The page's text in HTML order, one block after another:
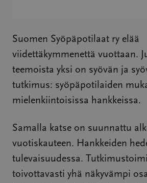
Suomen Syöpäpotilaat ry elää
viidettäkymmenettä vuottaan.
teemoista yksi on syövän ja
tutkimus: syöpäpotilaiden
mielenkiintoisissa hankkeissa.
Samalla katse on suunnattu
vuotiskauteen. Hankkeiden
tulevaisuudessa.
toivottavasti yhä näkyvämpi